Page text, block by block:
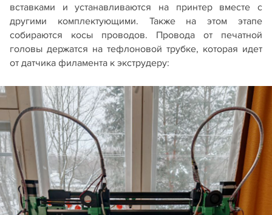
вставками и устанавливаются на принтер вместе с
другими комплектующими. Также на этом этапе
собираются косы проводов. Провода от печатной
головы держатся на тефлоновой трубке, которая идет
от датчика филамента к экструдеру: